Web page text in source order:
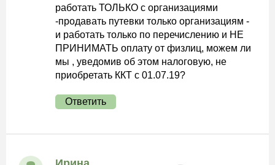
работать ТОЛЬКО с организациями
-продавать путевки только организациям -
и работать только по перечислению и НЕ
ПРИНИМАТЬ оплату от физлиц, можем ли
мы , уведомив об этом налоговую, не
приобретать ККТ с 01.07.19?
Ответить